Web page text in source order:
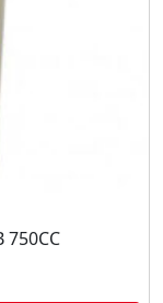
750CC